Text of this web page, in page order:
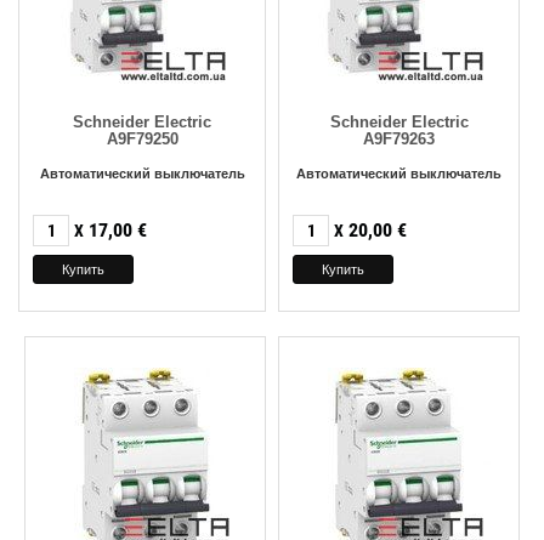
Schneider Electric
A9F79250
Автоматический выключатель
X 17,00 €
Schneider Electric
A9F79263
Автоматический выключатель
X 20,00 €